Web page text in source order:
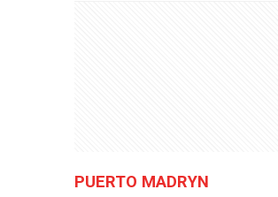
PUERTO MADRYN